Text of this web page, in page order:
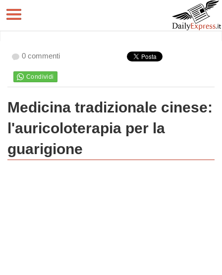
0 commenti
Medicina tradizionale cinese:
l'auricoloterapia per la
guarigione